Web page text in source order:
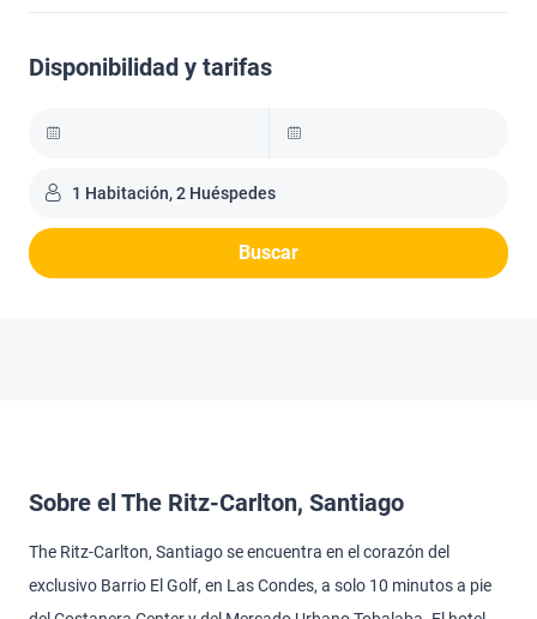
Disponibilidad y tarifas
1 Habitación, 2 Huéspedes
Buscar
Sobre el The Ritz-Carlton, Santiago
The Ritz-Carlton, Santiago se encuentra en el corazón del
exclusivo Barrio El Golf, en Las Condes, a solo 10 minutos a pie